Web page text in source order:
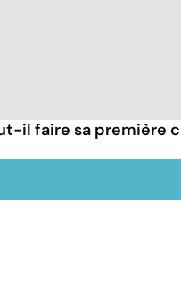
il faire sa première